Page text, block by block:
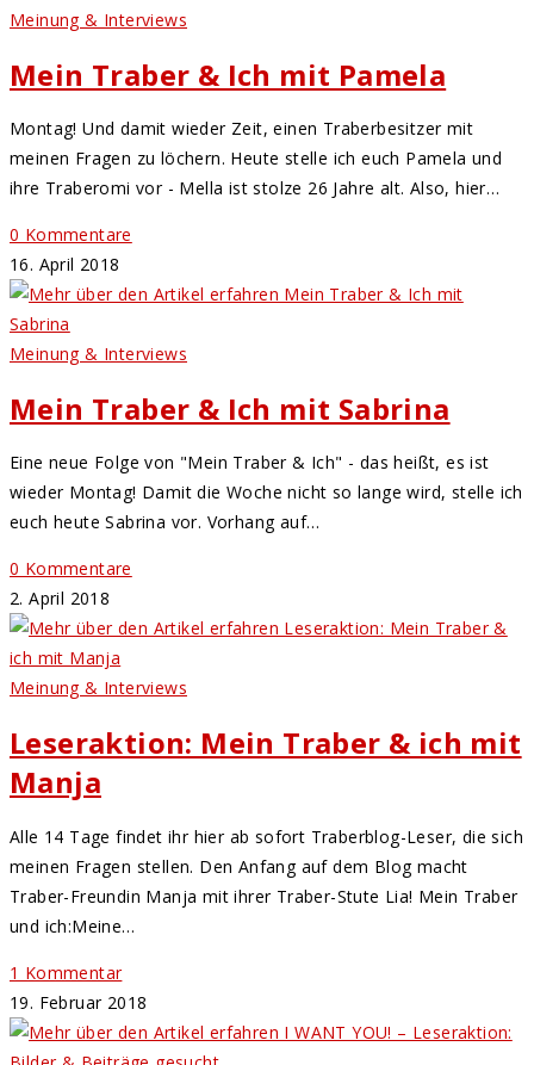
Meinung & Interviews
Mein Traber & Ich mit Pamela
Montag! Und damit wieder Zeit, einen Traberbesitzer mit
meinen Fragen zu löchern. Heute stelle ich euch Pamela und
ihre Traberomi vor - Mella ist stolze 26 Jahre alt. Also, hier…
0 Kommentare
16. April 2018
Meinung & Interviews
Mein Traber & Ich mit Sabrina
Eine neue Folge von "Mein Traber & Ich" - das heißt, es ist
wieder Montag! Damit die Woche nicht so lange wird, stelle ich
euch heute Sabrina vor. Vorhang auf…
0 Kommentare
2. April 2018
Meinung & Interviews
Leseraktion: Mein Traber & ich mit
Manja
Alle 14 Tage findet ihr hier ab sofort Traberblog-Leser, die sich
meinen Fragen stellen. Den Anfang auf dem Blog macht
Traber-Freundin Manja mit ihrer Traber-Stute Lia! Mein Traber
und ich:Meine…
1 Kommentar
19. Februar 2018